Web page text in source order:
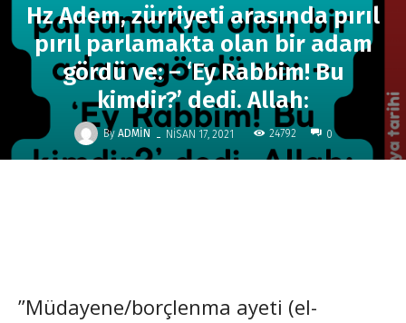
Hz Adem, zürriyeti arasında pırıl
pırıl parlamakta olan bir adam
gördü ve: – ‘Ey Rabbim! Bu
kimdir?’ dedi. Allah:
By ADMIN - NISAN 17, 2021 24792 0
”Müdayene/borçlenma ayeti (el-